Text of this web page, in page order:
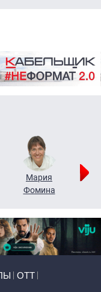
Мария
Фомина
ОТТ